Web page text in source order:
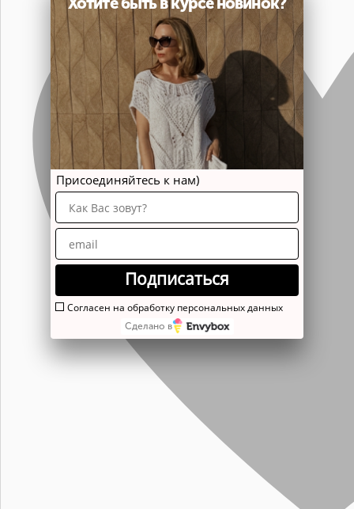
Присоединяйтесь к нам)
Подписаться
Согласен на обработку персональных данных
Сделано в